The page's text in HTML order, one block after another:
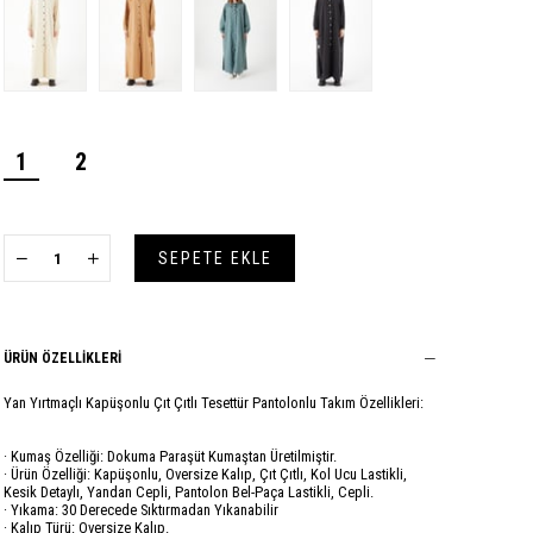
1 2
ÜRÜN ÖZELLIKLERI
Yan Yırtmaçlı Kapüşonlu Çıt Çıtlı Tesettür Pantolonlu Takım Özellikleri:
· Kumaş Özelliği: Dokuma Paraşüt Kumaştan Üretilmiştir.
· Ürün Özelliği: Kapüşonlu, Oversize Kalıp, Çıt Çıtlı, Kol Ucu Lastikli,
Kesik Detaylı, Yandan Cepli, Pantolon Bel-Paça Lastikli, Cepli.
· Yıkama: 30 Derecede Sıktırmadan Yıkanabilir
· Kalıp Türü: Oversize Kalıp.